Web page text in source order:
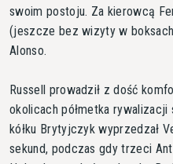
swoim postoju. Za kierowcą
(jeszcze bez wizyty w
Alonso.
Russell prowadził z dość
okolicach półmetka rywalizacji
kółku Brytyjczyk wyprzedzał
sekund, podczas gdy trzeci